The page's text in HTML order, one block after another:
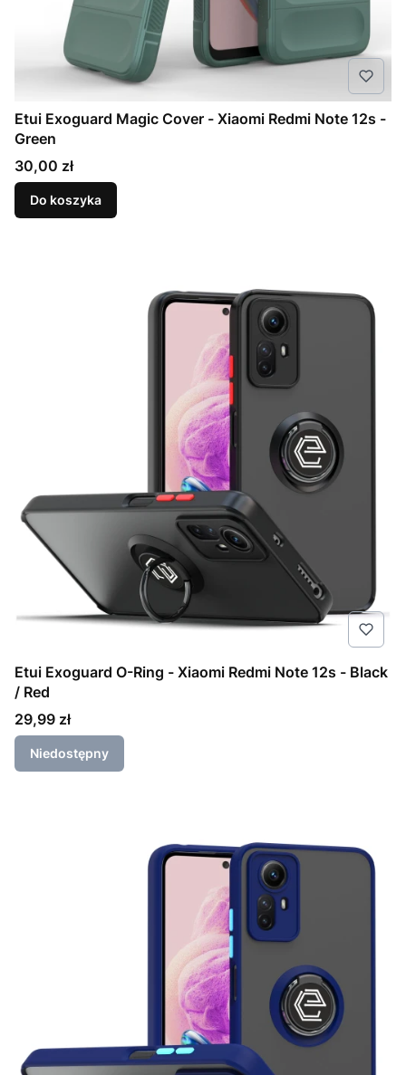
Etui Exoguard Magic Cover - Xiaomi Redmi Note 12s -
Green
Cena
30,00 zł
Do koszyka
Etui Exoguard O-Ring - Xiaomi Redmi Note 12s - Black
/ Red
Cena
29,99 zł
Niedostępny